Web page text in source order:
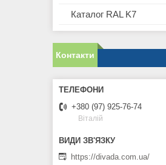
Каталог RAL K7
Контакти
+380 (97) 925-76-74
Віталій
https://divada.com.ua/